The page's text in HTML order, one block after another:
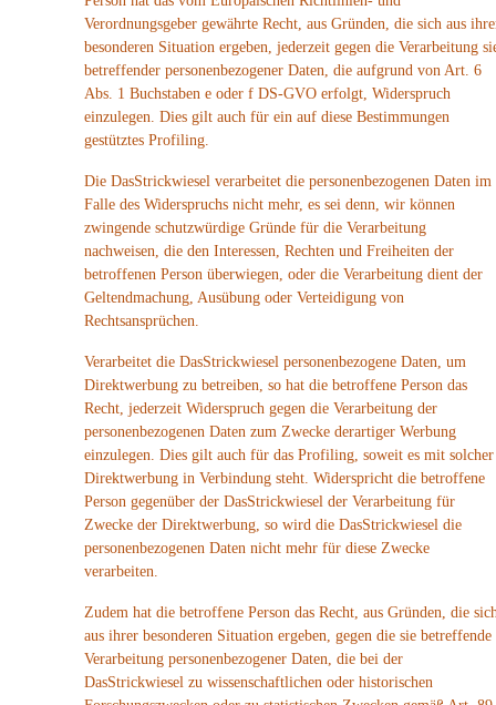
Verordnungsgeber gewährte Recht, aus Gründen, die sich aus
besonderen Situation ergeben, jederzeit gegen die Verarbeitung
betreffender personenbezogener Daten, die aufgrund von Art. 6
Abs. 1 Buchstaben e oder f DS-GVO erfolgt, Widerspruch
einzulegen. Dies gilt auch für ein auf diese Bestimmungen
gestütztes Profiling.
Die DasStrickwiesel verarbeitet die personenbezogenen Daten im
Falle des Widerspruchs nicht mehr, es sei denn, wir können
zwingende schutzwürdige Gründe für die Verarbeitung
nachweisen, die den Interessen, Rechten und Freiheiten der
betroffenen Person überwiegen, oder die Verarbeitung dient der
Geltendmachung, Ausübung oder Verteidigung von
Rechtsansprüchen.
Verarbeitet die DasStrickwiesel personenbezogene Daten, um
Direktwerbung zu betreiben, so hat die betroffene Person das
Recht, jederzeit Widerspruch gegen die Verarbeitung der
personenbezogenen Daten zum Zwecke derartiger Werbung
einzulegen. Dies gilt auch für das Profiling, soweit es mit solcher
Direktwerbung in Verbindung steht. Widerspricht die betroffene
Person gegenüber der DasStrickwiesel der Verarbeitung für
Zwecke der Direktwerbung, so wird die DasStrickwiesel die
personenbezogenen Daten nicht mehr für diese Zwecke
verarbeiten.
Zudem hat die betroffene Person das Recht, aus Gründen, die
aus ihrer besonderen Situation ergeben, gegen die sie betreffende
Verarbeitung personenbezogener Daten, die bei der
DasStrickwiesel zu wissenschaftlichen oder historischen